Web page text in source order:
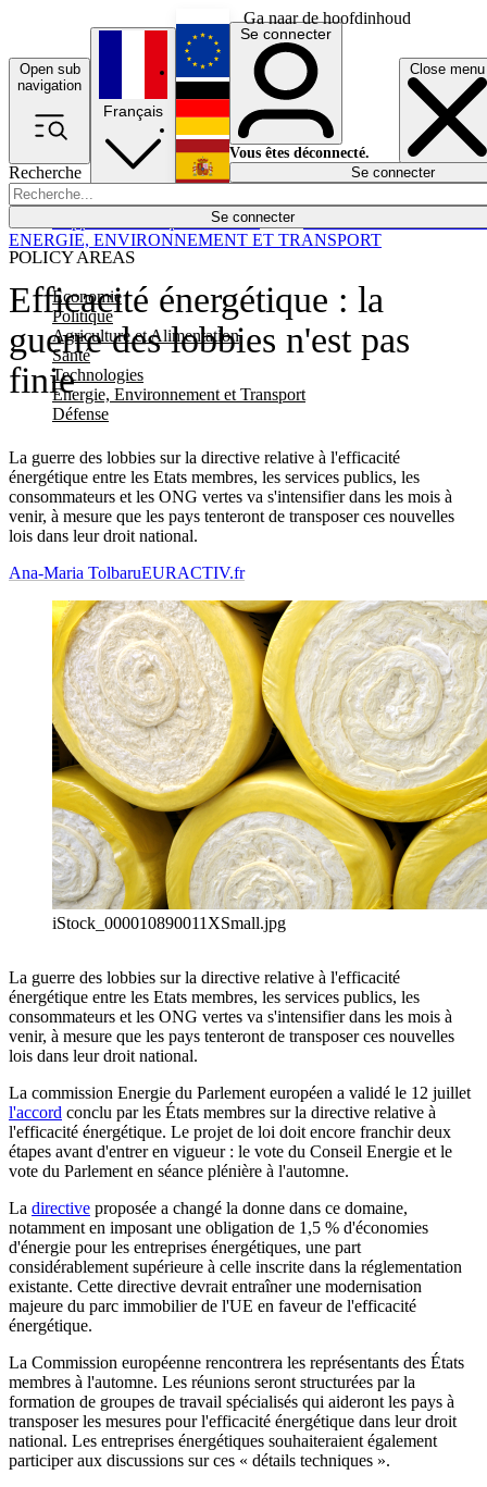
Ga naar de hoofdinhoud
Open sub
navigation
Close menu
Recherche
Se connecter
POLICY AREAS
Economie
Politique
Agriculture et Alimentation
Santé
Technologies
Energie, Environnement et Transport
Défense
Économie
Français
English
Deutsch
Español
Se connecter
Vous êtes déconnecté.
Se connecter
Efficacité énergétique : la
guerre des lobbies n'est pas
finie
La guerre des lobbies sur la directive relative à l'efficacité
énergétique entre les Etats membres, les services publics, les
consommateurs et les ONG vertes va s'intensifier dans les mois à
venir, à mesure que les pays tenteront de transposer ces nouvelles
lois dans leur droit national.
ENERGIE, ENVIRONNEMENT ET TRANSPORT
Ana-Maria TolbaruEURACTIV.fr
iStock_000010890011XSmall.jpg
La guerre des lobbies sur la directive relative à l'efficacité
énergétique entre les Etats membres, les services publics, les
consommateurs et les ONG vertes va s'intensifier dans les mois à
venir, à mesure que les pays tenteront de transposer ces nouvelles
lois dans leur droit national.
La commission Energie du Parlement européen a validé le 12 juillet
l'accord conclu par les États membres sur la directive relative à
l'efficacité énergétique. Le projet de loi doit encore franchir deux
étapes avant d'entrer en vigueur : le vote du Conseil Energie et le
vote du Parlement en séance plénière à l'automne.
La directive proposée a changé la donne dans ce domaine,
notamment en imposant une obligation de 1,5 % d'économies
d'énergie pour les entreprises énergétiques, une part
considérablement supérieure à celle inscrite dans la réglementation
existante. Cette directive devrait entraîner une modernisation
majeure du parc immobilier de l'UE en faveur de l'efficacité
énergétique.
La Commission européenne rencontrera les représentants des États
membres à l'automne. Les réunions seront structurées par la
formation de groupes de travail spécialisés qui aideront les pays à
transposer les mesures pour l'efficacité énergétique dans leur droit
national. Les entreprises énergétiques souhaiteraient également
participer aux discussions sur ces « détails techniques ».